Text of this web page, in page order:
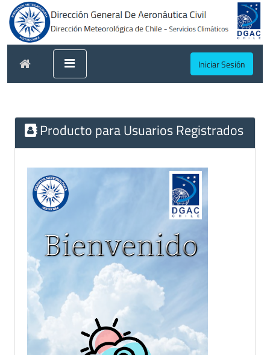
Iniciar Sesión
Producto para Usuarios Registrados